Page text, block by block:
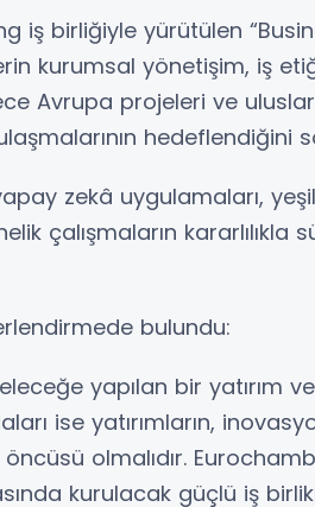
iş birliğiyle yürütülen
kurumsal yönetişim, iş
Avrupa projeleri ve
hedeflendiğini
zekâ uygulamaları,
çalışmaların kararlılıkla
bulundu:
yapılan bir yatırım
ise yatırımların,
olmalıdır.
kurulacak güçlü iş